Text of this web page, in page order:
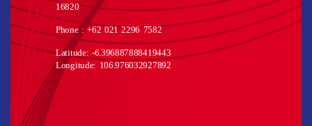
16820
Phone : +62 021 2296 7582
Latitude: -6.396887888419443
Longitude: 106.976032927892